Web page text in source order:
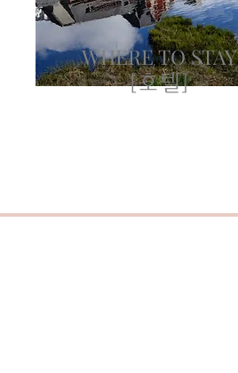
WHERE TO STAY
[호텔]